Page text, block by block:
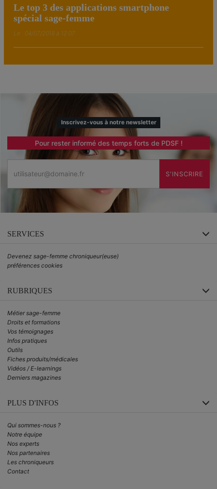
Le top 3 des applications smartphone
spécial sage-femme
Le : 04/07/2018 à 12:07
Inscrivez-vous à notre newsletter
Pour rester informé des temps forts de PDSF !
S'INSCRIRE
SERVICES
Devenez sage-femme chroniqueur(euse)
préférences cookies
RUBRIQUES
Métier sage-femme
Droits et formations
Vos témoignages
Infos pratiques
Outils
Fiches produits/médicales
Vidéos / E-learnings
Derniers magazines
PLUS D'INFOS
Qui sommes-nous ?
Notre équipe
Nos experts
Nos partenaires
Les chroniqueurs
Contact